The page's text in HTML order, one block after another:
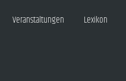
Veranstaltungen Lexikon